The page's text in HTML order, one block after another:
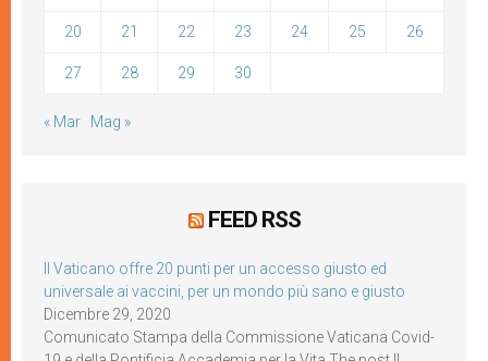
20 21 22 23 24 25 26
27 28 29 30
« Mar Mag »
FEED RSS
Il Vaticano offre 20 punti per un accesso giusto ed
universale ai vaccini, per un mondo più sano e giusto
Dicembre 29, 2020
Comunicato Stampa della Commissione Vaticana Covid-